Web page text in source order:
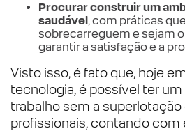
Procurar construir um
saudável, com práticas
sobrecarreguem e sejam
garantir a satisfação e a
Visto isso, é fato que, hoje
tecnologia, é possível ter
trabalho sem a
profissionais, contando com